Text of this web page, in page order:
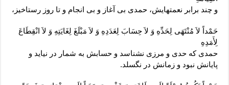
و چند برابر نعمتهايش، حمدى بى ‏آغاز و بى ‏انجام و تا روز رستاخيز،
حَمْداً لاَ مُنْتَهَى لِحَدِّهِ وَ لاَ حِسَابَ لِعَدَدِهِ وَ لاَ مَبْلَغَ لِغَايَتِهِ وَ لاَ انْقِطَاعَ
لِأَمَدِهِ‏
حمدى كه حدى و مرزى نشناسد و حسابش به شمار در نيايد و
پايانش نبود و زمانش در نگسلد.